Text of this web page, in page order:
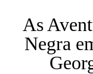
As
Negra